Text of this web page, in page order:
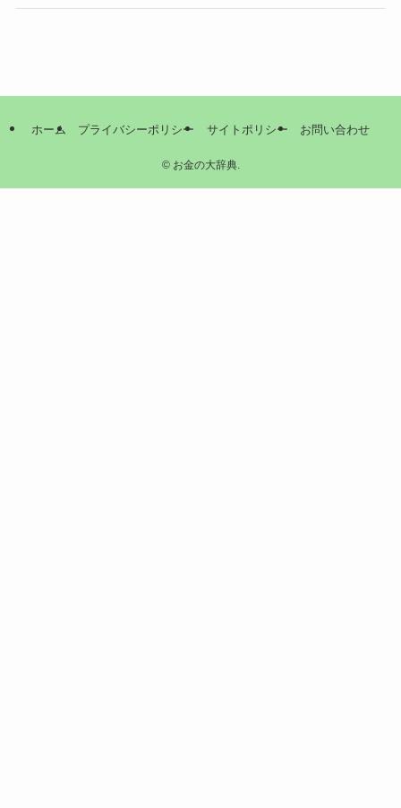
ホーム プライバシーポリシー サイトポリシー お問い合わせ
©お金の大辞典.